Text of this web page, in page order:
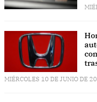
MIÉRCOLES 10 DE JUNIO DE